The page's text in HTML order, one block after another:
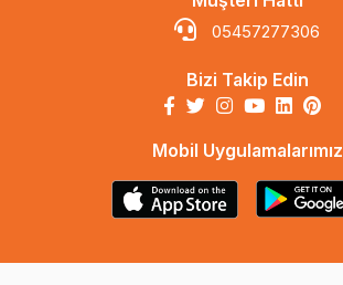
05457277306
Bizi Takip Edin
Mobil Uygulamalarımız